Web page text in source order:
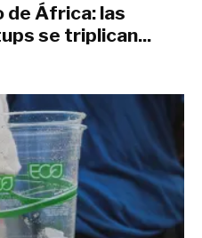
de África: las
se triplican...